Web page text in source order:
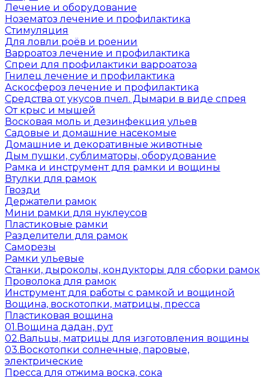
Лечение и оборудование
Нозематоз лечение и профилактика
Стимуляция
Для ловли роёв и роении
Варроатоз лечение и профилактика
Спреи для профилактики варроатоза
Гнилец лечение и профилактика
Аскосфероз лечение и профилактика
Средства от укусов пчел. Дымари в виде спрея
От крыс и мышей
Восковая моль и дезинфекция ульев
Садовые и домашние насекомые
Домашние и декоративные животные
Дым пушки, сублиматоры, оборудование
Рамка и инструмент для рамки и вощины
Втулки для рамок
Гвозди
Держатели рамок
Мини рамки для нуклеусов
Пластиковые рамки
Разделители для рамок
Саморезы
Рамки ульевые
Станки, дыроколы, кондукторы для сборки рамок
Проволока для рамок
Инструмент для работы с рамкой и вощиной
Вощина, воскотопки, матрицы, пресса
Пластиковая вощина
01.Вощина дадан, рут
02.Вальцы, матрицы для изготовления вощины
03.Воскотопки солнечные, паровые,
электрические
Пресса для отжима воска, сока